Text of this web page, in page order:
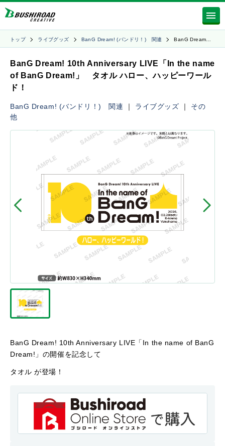
トップ ライブグッズ BanG Dream! (バンドリ！) 関連 BanG Dream…
BanG Dream! 10th Anniversary LIVE「In the name
of BanG Dream!」 タオル ハロー、ハッピーワール
ド！
BanG Dream! (バンドリ！) 関連 ｜ ライブグッズ ｜ その
他
BanG Dream! 10th Anniversary LIVE「In the name of BanG
Dream!」の開催を記念して
タオル が登場！